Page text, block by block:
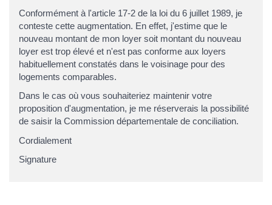
Conformément à l'article 17-2 de la loi du 6 juillet 1989, je
conteste cette augmentation. En effet, j'estime que le
nouveau montant de mon loyer soit montant du nouveau
loyer est trop élevé et n'est pas conforme aux loyers
habituellement constatés dans le voisinage pour des
logements comparables.
Dans le cas où vous souhaiteriez maintenir votre
proposition d'augmentation, je me réserverais la possibilité
de saisir la Commission départementale de conciliation.
Cordialement
Signature